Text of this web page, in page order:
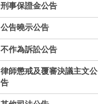
刑事保證金公告
公告曉示公告
不作為訴訟公告
律師懲戒及覆審決議主文公
告